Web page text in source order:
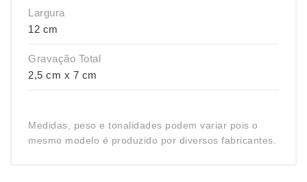
Largura
12 cm
Gravação Total
2,5 cm x 7 cm
Medidas, peso e tonalidades podem variar pois o
mesmo modelo é produzido por diversos fabricantes.